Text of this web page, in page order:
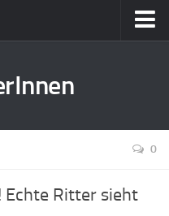
0
Echte Ritter sieht